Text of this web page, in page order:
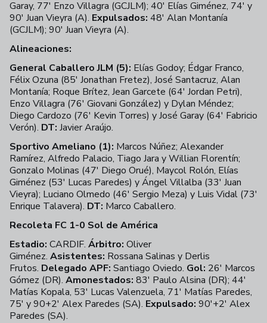
Garay, 77' Enzo Villagra (GCJLM); 40' Elías Giménez, 74' y
90' Juan Vieyra (A). Expulsados: 48' Alan Montanía
(GCJLM); 90' Juan Vieyra (A).
Alineaciones:
General Caballero JLM (5): Elías Godoy; Édgar Franco,
Félix Ozuna (85' Jonathan Fretez), José Santacruz, Alan
Montanía; Roque Brítez, Jean Garcete (64' Jordan Petri),
Enzo Villagra (76' Giovani González) y Dylan Méndez;
Diego Cardozo (76' Kevin Torres) y José Garay (64' Fabricio
Verón). DT: Javier Araújo.
Sportivo Ameliano (1): Marcos Núñez; Alexander
Ramírez, Alfredo Palacio, Tiago Jara y Willian Florentín;
Gonzalo Molinas (47' Diego Orué), Maycol Rolón, Elías
Giménez (53' Lucas Paredes) y Ángel Villalba (33' Juan
Vieyra); Luciano Olmedo (46' Sergio Meza) y Luis Vidal (73'
Enrique Talavera). DT: Marco Caballero.
Recoleta FC 1-0 Sol de América
Estadio: CARDIF. Árbitro: Oliver
Giménez. Asistentes: Rossana Salinas y Derlis
Frutos. Delegado APF: Santiago Oviedo. Gol: 26' Marcos
Gómez (DR). Amonestados: 83' Paulo Alsina (DR); 44'
Matías Kopala, 53' Lucas Valenzuela, 71' Matías Paredes,
75' y 90+2' Alex Paredes (SA). Expulsado: 90'+2' Alex
Paredes (SA).